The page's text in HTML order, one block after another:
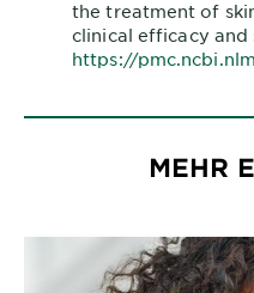
the treatment of
clinical efficacy and
https://
MEHR